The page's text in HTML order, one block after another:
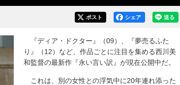
送る
シェア
ポスト
『ディア・ドクター』（09）、『夢売るふた
り』（12）など、作品ごとに注目を集める西川美
和監督の最新作『永い言い訳』が現在公開中だ。
これは、別の女性との浮気中に20年連れ添った